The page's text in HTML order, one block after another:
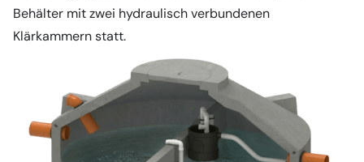
Behälter mit zwei hydraulisch verbundenen
Klärkammern statt.